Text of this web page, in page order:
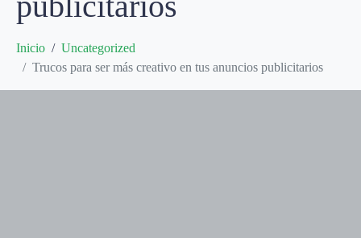
Inicio
Uncategorized
Trucos para ser más creativo en tus anuncios publicitarios